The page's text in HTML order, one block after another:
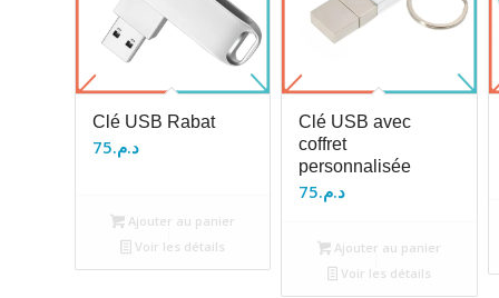
Clé USB Rabat
د.م.75
Ajouter au panier
Voir les détails
Clé USB avec
coffret
personnalisée
د.م.75
Ajouter au panier
Voir les détails